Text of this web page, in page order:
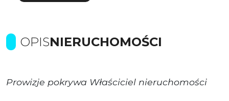
OPISNIERUCHOMOŚCI
Prowizje pokrywa Właściciel nieruchomości